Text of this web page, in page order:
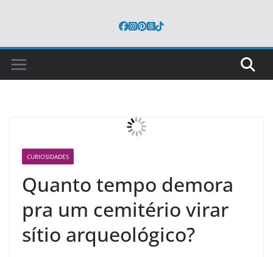
CURIOSIDADES
Quanto tempo demora
pra um cemitério virar
sítio arqueológico?